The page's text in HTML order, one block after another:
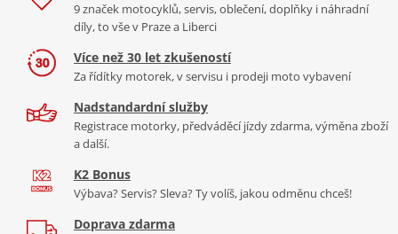
9 značek motocyklů, servis, oblečení, doplňky i náhradní
díly, to vše v Praze a Liberci
Více než 30 let zkušeností
Za řídítky motorek, v servisu i prodeji moto vybavení
Nadstandardní služby
Registrace motorky, předváděcí jízdy zdarma, výměna zboží
a další.
K2 Bonus
Výbava? Servis? Sleva? Ty volíš, jakou odměnu chceš!
Doprava zdarma